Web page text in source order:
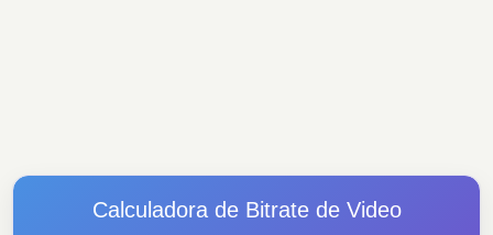
Calculadora de Bitrate de Video